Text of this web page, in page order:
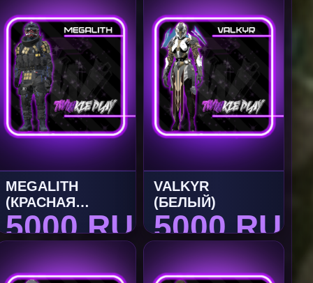
MEGALITH
(КРАСНАЯ
МАСКА)
5000 RUB
VALKYR
(БЕЛЫЙ)
5000 RUB